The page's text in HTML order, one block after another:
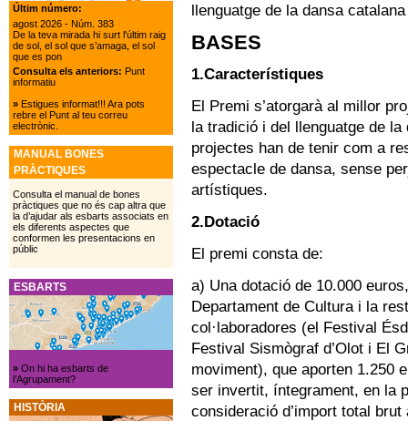
llenguatge de la dansa
BASES
1.Característiques
El Premi s’atorgarà al millor
la tradició i del llenguatge de
projectes han de tenir com a
espectacle de dansa, sense
artístiques.
2.Dotació
El premi consta de:
a) Una dotació de 10.000
Departament de Cultura i la
col·laboradores (el Festival
Festival Sismògraf d’Olot i El
moviment), que aporten 1.250
ser invertit, íntegrament, en la
consideració d’import total
Últim número:
agost 2026 - Núm. 383
De la teva mirada hi surt l'últim raig
de sol, el sol que s’amaga, el sol
que es pon
Consulta els anteriors: Punt
informatiu
»Estigues informat!!! Ara pots
rebre el Punt al teu correu
electrònic.
MANUAL BONES
PRÀCTIQUES
Consulta el manual de bones
pràctiques que no és cap altra que
la d’ajudar als esbarts associats en
els diferents aspectes que
conformen les presentacions en
públic
ESBARTS
»On hi ha esbarts de
l’Agrupament?
HISTÒRIA